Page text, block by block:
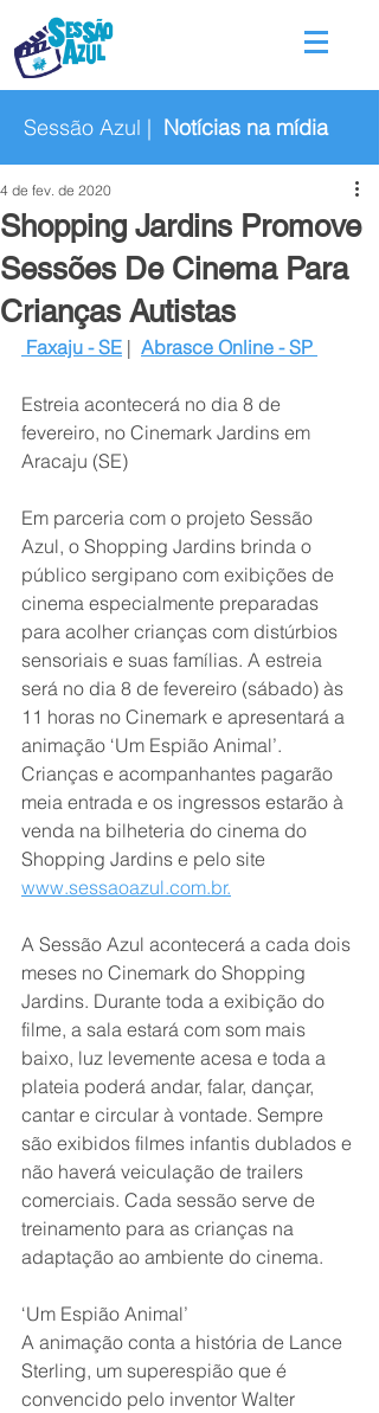
Sessão Azul | Notícias na mídia
Shopping Jardins Promove
Sessões De Cinema Para
Crianças Autistas
4 de fev. de 2020
Faxaju - SE | Abrasce Online - SP
Estreia acontecerá no dia 8 de
fevereiro, no Cinemark Jardins em
Aracaju (SE)
Em parceria com o projeto Sessão
Azul, o Shopping Jardins brinda o
público sergipano com exibições de
cinema especialmente preparadas
para acolher crianças com distúrbios
sensoriais e suas famílias. A estreia
será no dia 8 de fevereiro (sábado) às
11 horas no Cinemark e apresentará a
animação ‘Um Espião Animal’.
Crianças e acompanhantes pagarão
meia entrada e os ingressos estarão à
venda na bilheteria do cinema do
Shopping Jardins e pelo site
www.sessaoazul.com.br.
A Sessão Azul acontecerá a cada dois
meses no Cinemark do Shopping
Jardins. Durante toda a exibição do
filme, a sala estará com som mais
baixo, luz levemente acesa e toda a
plateia poderá andar, falar, dançar,
cantar e circular à vontade. Sempre
são exibidos filmes infantis dublados e
não haverá veiculação de trailers
comerciais. Cada sessão serve de
treinamento para as crianças na
adaptação ao ambiente do cinema.
‘Um Espião Animal’
A animação conta a história de Lance
Sterling, um superespião que é
convencido pelo inventor Walter